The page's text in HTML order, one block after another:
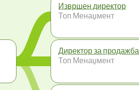
Извршен директор
Топ Менаџмент
Директор за продажба
Топ Менаџмент